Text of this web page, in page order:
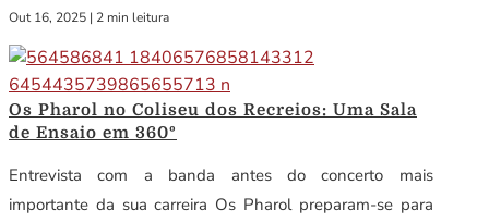
Out 16, 2025 | 2 min leitura
Os Pharol no Coliseu dos Recreios: Uma Sala
de Ensaio em 360º
Entrevista com a banda antes do concerto mais
importante da sua carreira Os Pharol preparam-se para